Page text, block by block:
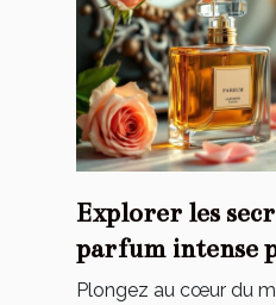
Explorer les
parfum intense
élégance
Plongez au cœur du